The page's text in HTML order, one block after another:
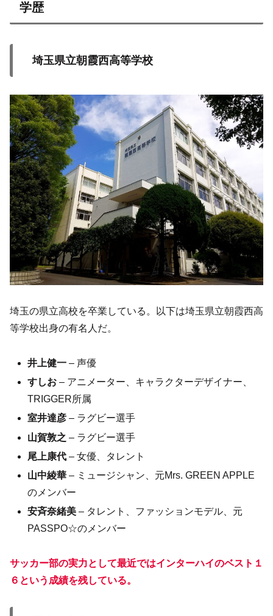
学歴
埼玉県立朝霞西高等学校
埼玉の県立高校を卒業している。以下は埼玉県立朝霞西高
等学校出身の有名人だ。
井上健一 – 声優
すしお – アニメーター、キャラクターデザイナー、
TRIGGER所属
室井達彦 – ラグビー選手
山賀敦之 – ラグビー選手
尾上康代 – 女優、タレント
山中綾華 – ミュージシャン、元Mrs. GREEN APPLE
のメンバー
安斉奈緒美 – タレント、ファッションモデル、元
PASSPO☆のメンバー
サッカー部の実力として最近ではインターハイのベスト１
６という成績を残している。